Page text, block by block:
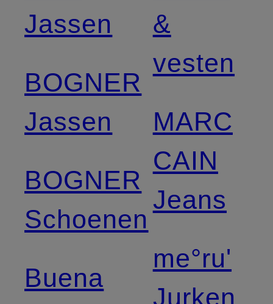
Jassen
BOGNER
Jassen
BOGNER
Schoenen
Buena
&
vesten
MARC
CAIN
Jeans
me°ru'
Jurken